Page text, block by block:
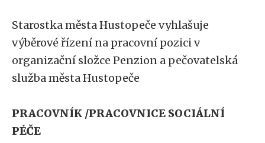
Starostka města Hustopeče vyhlašuje
výběrové řízení na pracovní pozici v
organizační složce Penzion a pečovatelská
služba města Hustopeče
PRACOVNÍK /PRACOVNICE SOCIÁLNÍ
PÉČE